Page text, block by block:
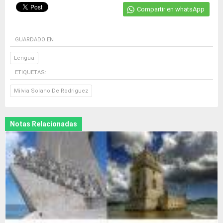
Compartir en whatsApp
GUARDADO EN
Lengua
ETIQUETAS:
Milvia Solano De Rodriguez
Notas Relacionadas